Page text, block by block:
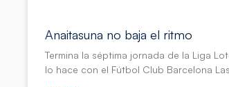
Anaitasuna no baja el ritmo
Termina la séptima jornada de la Liga
lo hace con el Fútbol Club Barcelona